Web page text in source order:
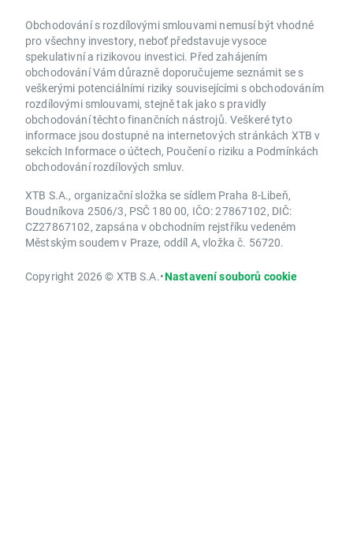
Obchodování s rozdílovými smlouvami nemusí být vhodné
pro všechny investory, neboť představuje vysoce
spekulativní a rizikovou investici. Před zahájením
obchodování Vám důrazně doporučujeme seznámit se s
veškerými potenciálními riziky souvisejícími s obchodováním
rozdílovými smlouvami, stejně tak jako s pravidly
obchodování těchto finančních nástrojů. Veškeré tyto
informace jsou dostupné na internetových stránkách XTB v
sekcích Informace o účtech, Poučení o riziku a Podmínkách
obchodování rozdílových smluv.
XTB S.A., organizační složka se sídlem Praha 8-Libeň,
Boudníkova 2506/3, PSČ 180 00, IČO: 27867102, DIČ:
CZ27867102, zapsána v obchodním rejstříku vedeném
Městským soudem v Praze, oddíl A, vložka č. 56720.
Copyright 2026 © XTB S.A.•Nastavení souborů cookie